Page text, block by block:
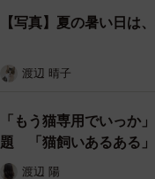
【写真】夏の暑い日は
渡辺 晴子
「もう猫専用でいっか
題 「猫飼いあるある」
渡辺 陽